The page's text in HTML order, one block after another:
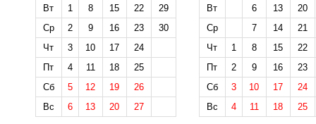
Вт
1 8 15 22
29
Ср
2 9 16 23
30
Чт
3 10 17
24
Пт
4 11 18
25
Сб
5 12 19
26
Вс
6 13 20 27
Вт
6 13
20
Ср
7 14
21
Чт
1 8 15
22
Пт
2 9 16
23
Сб
3 10 17
24
Вс
4 11 18 25